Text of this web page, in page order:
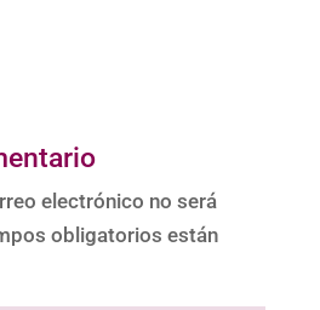
electrónico no será
obligatorios están